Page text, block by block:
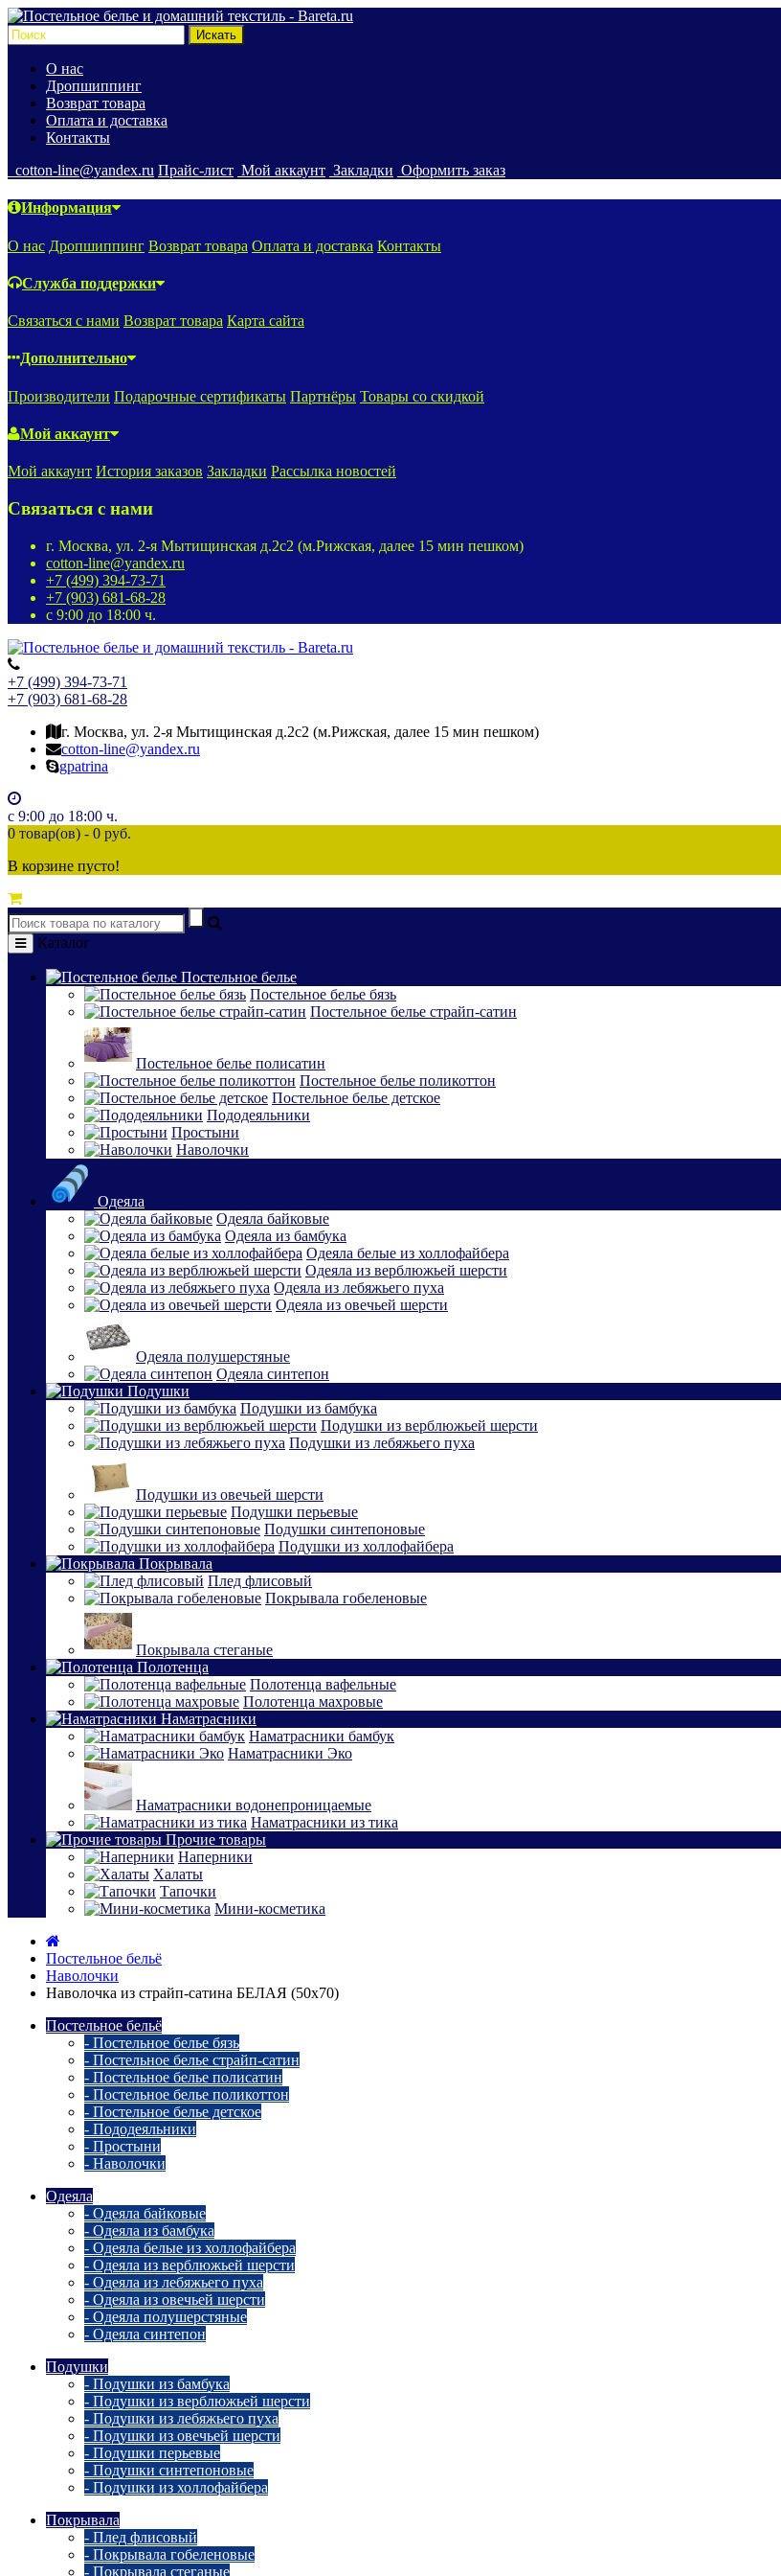
О нас
Дропшиппинг
Возврат товара
Оплата и доставка
Контакты
cotton-line@yandex.ru Прайс-лист Мой аккаунт Закладки Оформить заказ
Информация
О нас Дропшиппинг Возврат товара Оплата и доставка Контакты
Служба поддержки
Связаться с нами Возврат товара Карта сайта
Дополнительно
Производители Подарочные сертификаты Партнёры Товары со скидкой
Мой аккаунт
Мой аккаунт История заказов Закладки Рассылка новостей
Связаться с нами
г. Москва, ул. 2-я Мытищинская д.2с2 (м.Рижская, далее 15 мин пешком)
cotton-line@yandex.ru
+7 (499) 394-73-71
+7 (903) 681-68-28
с 9:00 до 18:00 ч.
+7 (499) 394-73-71
+7 (903) 681-68-28
г. Москва, ул. 2-я Мытищинская д.2с2 (м.Рижская, далее 15 мин пешком)
cotton-line@yandex.ru
gpatrina
с 9:00 до 18:00 ч.
0 товар(ов) - 0 руб.
В корзине пусто!
Каталог
Постельное белье
Постельное белье бязь
Постельное белье страйп-сатин
Постельное белье полисатин
Постельное белье поликоттон
Постельное белье детское
Пододеяльники
Простыни
Наволочки
Одеяла
Одеяла байковые
Одеяла из бамбука
Одеяла белые из холлофайбера
Одеяла из верблюжьей шерсти
Одеяла из лебяжьего пуха
Одеяла из овечьей шерсти
Одеяла полушерстяные
Одеяла синтепон
Подушки
Подушки из бамбука
Подушки из верблюжьей шерсти
Подушки из лебяжьего пуха
Подушки из овечьей шерсти
Подушки перьевые
Подушки синтепоновые
Подушки из холлофайбера
Покрывала
Плед флисовый
Покрывала гобеленовые
Покрывала стеганые
Полотенца
Полотенца вафельные
Полотенца махровые
Наматрасники
Наматрасники бамбук
Наматрасники Эко
Наматрасники водонепроницаемые
Наматрасники из тика
Прочие товары
Наперники
Халаты
Тапочки
Мини-косметика
Постельное бельё
Наволочки
Наволочка из страйп-сатина БЕЛАЯ (50х70)
Постельное бельё
- Постельное белье бязь
- Постельное белье страйп-сатин
- Постельное белье полисатин
- Постельное белье поликоттон
- Постельное белье детское
- Пододеяльники
- Простыни
- Наволочки
Одеяла
- Одеяла байковые
- Одеяла из бамбука
- Одеяла белые из холлофайбера
- Одеяла из верблюжьей шерсти
- Одеяла из лебяжьего пуха
- Одеяла из овечьей шерсти
- Одеяла полушерстяные
- Одеяла синтепон
Подушки
- Подушки из бамбука
- Подушки из верблюжьей шерсти
- Подушки из лебяжьего пуха
- Подушки из овечьей шерсти
- Подушки перьевые
- Подушки синтепоновые
- Подушки из холлофайбера
Покрывала
- Плед флисовый
- Покрывала гобеленовые
- Покрывала стеганые